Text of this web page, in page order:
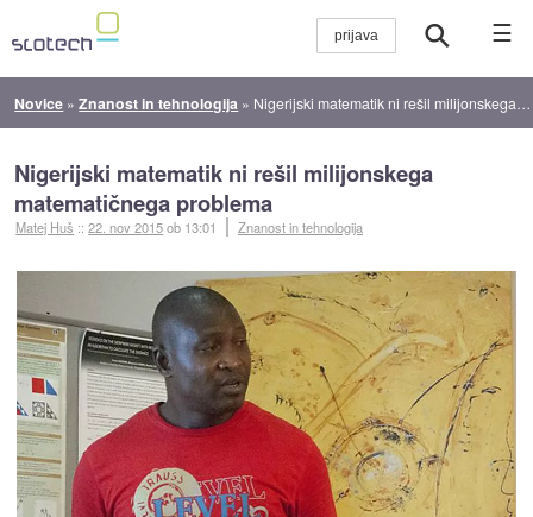
☰
Novice »Znanost in tehnologija » Nigerijski matematik ni rešil milijonskega matematičnega problema
Nigerijski matematik ni rešil milijonskega
matematičnega problema
Matej Huš ::22. nov 2015ob 13:01 Znanost in tehnologija